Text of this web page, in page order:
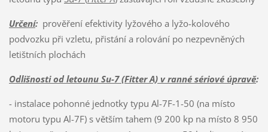
Určení:prověření efektivity lyžového a lyžo-kolového
podvozku při vzletu, přistání a rolování po nezpevněných
letištních plochách
Odlišnosti od letounu Su-7 (Fitter A) v ranné sériové úpravě:
- instalace pohonné jednotky typu Al-7F-1-50 (na místo
motoru typu Al-7F) s větším tahem (9 200 kp na místo 8 950